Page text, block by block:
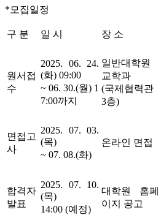
*모집일정
구 분 일 시 장 소
원서접
수
2025. 06. 24.
(화) 09:00
~ 06. 30.(월) 1
7:00까지
일반대학원
교학과
(국제협력관
3층)
면접고
사
2025. 07. 03.
(목)
~ 07. 08.(화)
온라인 면접
합격자
발표
2025. 07. 10.
(목)
14:00 (예정)
대학원 홈페
이지 공고